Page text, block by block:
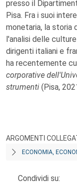
presso il
Pisa. Fra i suoi
monetaria, la storia
l'analisi delle
dirigenti italiani e
ha recentemente
corporative
strumenti (Pisa,
ARGOMENTI
ECONOMIA,
Condividi su: